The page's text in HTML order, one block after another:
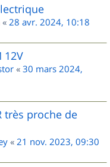
« 28 avr. 2024, 10:18
12V
« 30 mars 2024,
très proche de
« 21 nov. 2023, 09:30